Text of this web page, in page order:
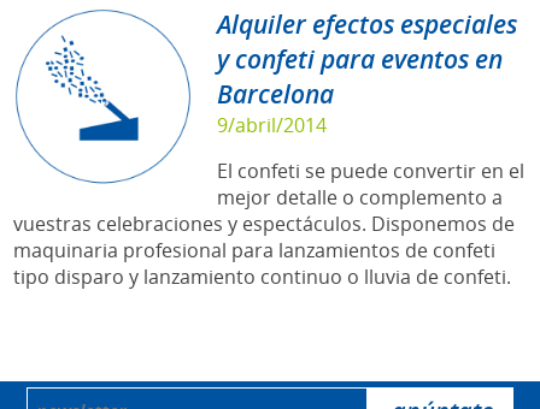
Alquiler efectos especiales
y confeti para eventos en
Barcelona
9/abril/2014
El confeti se puede convertir en el
mejor detalle o complemento a
vuestras celebraciones y espectáculos. Disponemos de
maquinaria profesional para lanzamientos de confeti
tipo disparo y lanzamiento continuo o lluvia de confeti.